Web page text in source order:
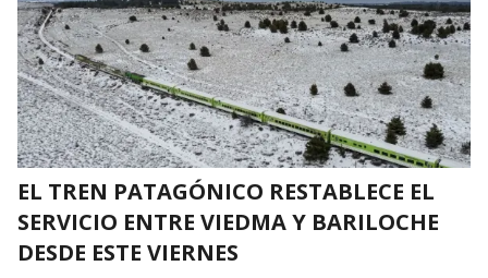
EL TREN PATAGÓNICO RESTABLECE EL
SERVICIO ENTRE VIEDMA Y BARILOCHE
DESDE ESTE VIERNES